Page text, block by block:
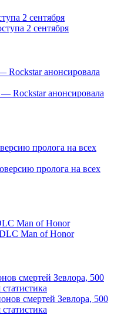
2 сентября
2 сентября
Rockstar анонсировала
Rockstar анонсировала
пролога на всех
пролога на всех
Man of Honor
Man of Honor
смертей Зевлора, 500
смертей Зевлора, 500